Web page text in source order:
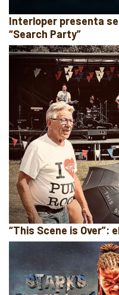
Interloper presenta
“Search Party”
“This Scene is Over”: